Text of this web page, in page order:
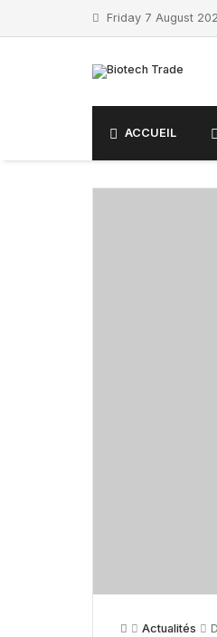
Friday 7 August
ACCUEIL
Actualités